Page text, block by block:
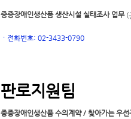
중증장애인생산품 생산시설 실태조사 업무 (
ㆍ 전화번호: 02-3433-0790
판로지원팀
중증장애인생산품 수의계약 / 찾아가는 우선